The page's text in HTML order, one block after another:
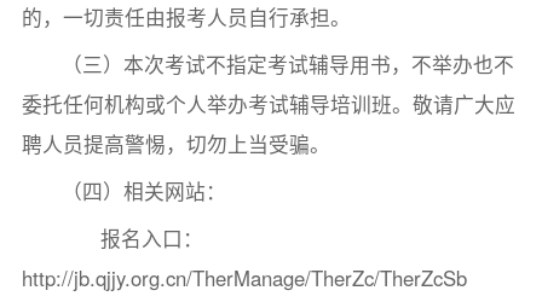
的，一切责任由报考人员自行承担。
（三）本次考试不指定考试辅导用书，不举办也不
委托任何机构或个人举办考试辅导培训班。敬请广大应
聘人员提高警惕，切勿上当受骗。
（四）相关网站：
报名入口：
http://jb.qjjy.org.cn/TherManage/TherZc/TherZcSb